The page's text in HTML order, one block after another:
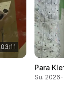
03:11
Para
Su. 2026-